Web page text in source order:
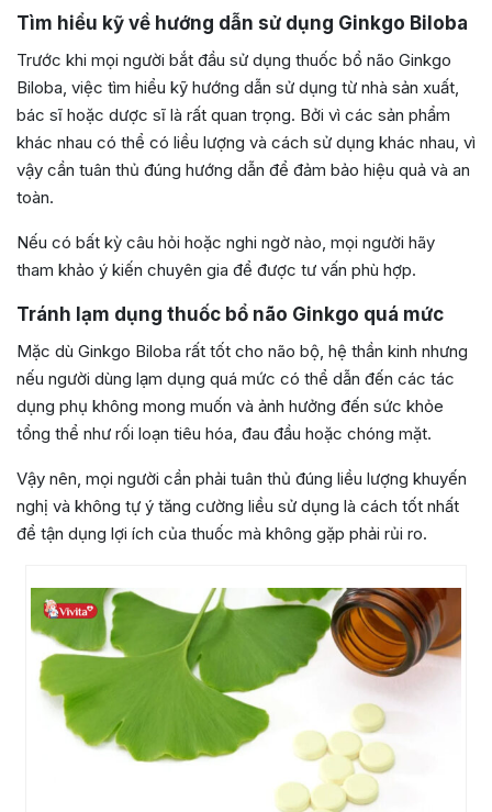
Tìm hiểu kỹ về hướng dẫn sử dụng Ginkgo Biloba
Trước khi mọi người bắt đầu sử dụng thuốc bổ não Ginkgo
Biloba, việc tìm hiểu kỹ hướng dẫn sử dụng từ nhà sản xuất,
bác sĩ hoặc dược sĩ là rất quan trọng. Bởi vì các sản phẩm
khác nhau có thể có liều lượng và cách sử dụng khác nhau, vì
vậy cần tuân thủ đúng hướng dẫn để đảm bảo hiệu quả và an
toàn.
Nếu có bất kỳ câu hỏi hoặc nghi ngờ nào, mọi người hãy
tham khảo ý kiến chuyên gia để được tư vấn phù hợp.
Tránh lạm dụng thuốc bổ não Ginkgo quá mức
Mặc dù Ginkgo Biloba rất tốt cho não bộ, hệ thần kinh nhưng
nếu người dùng lạm dụng quá mức có thể dẫn đến các tác
dụng phụ không mong muốn và ảnh hưởng đến sức khỏe
tổng thể như rối loạn tiêu hóa, đau đầu hoặc chóng mặt.
Vậy nên, mọi người cần phải tuân thủ đúng liều lượng khuyến
nghị và không tự ý tăng cường liều sử dụng là cách tốt nhất
để tận dụng lợi ích của thuốc mà không gặp phải rủi ro.